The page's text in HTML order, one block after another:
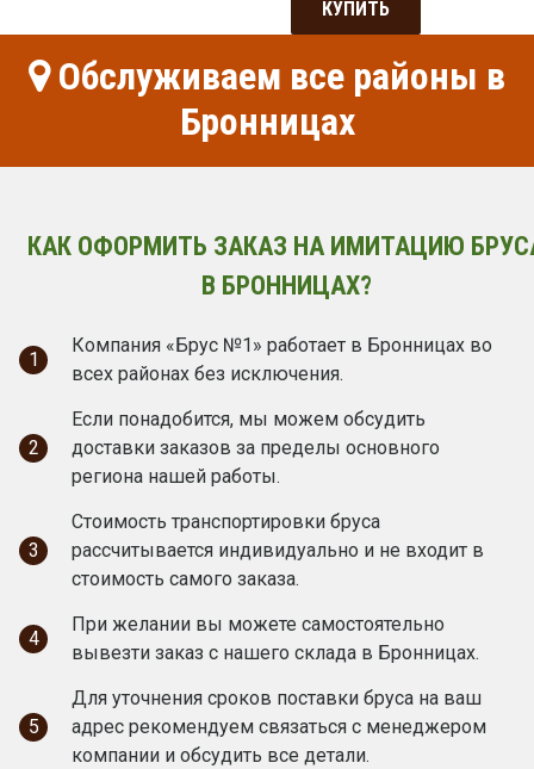
КУПИТЬ
Обслуживаем все районы в
Бронницах
КАК ОФОРМИТЬ ЗАКАЗ НА ИМИТАЦИЮ
В БРОННИЦАХ?
1
Компания «Брус №1» работает в Бронницах во
всех районах без исключения.
2
Если понадобится, мы можем обсудить
доставки заказов за пределы основного
региона нашей работы.
3
Стоимость транспортировки бруса
рассчитывается индивидуально и не входит в
стоимость самого заказа.
4
При желании вы можете самостоятельно
вывезти заказ с нашего склада в Бронницах.
5
Для уточнения сроков поставки бруса на ваш
адрес рекомендуем связаться с менеджером
компании и обсудить все детали.